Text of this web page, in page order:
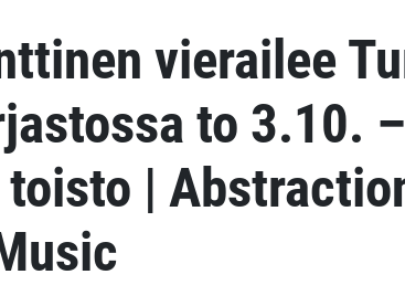
vierailee
to 3.10. –
|